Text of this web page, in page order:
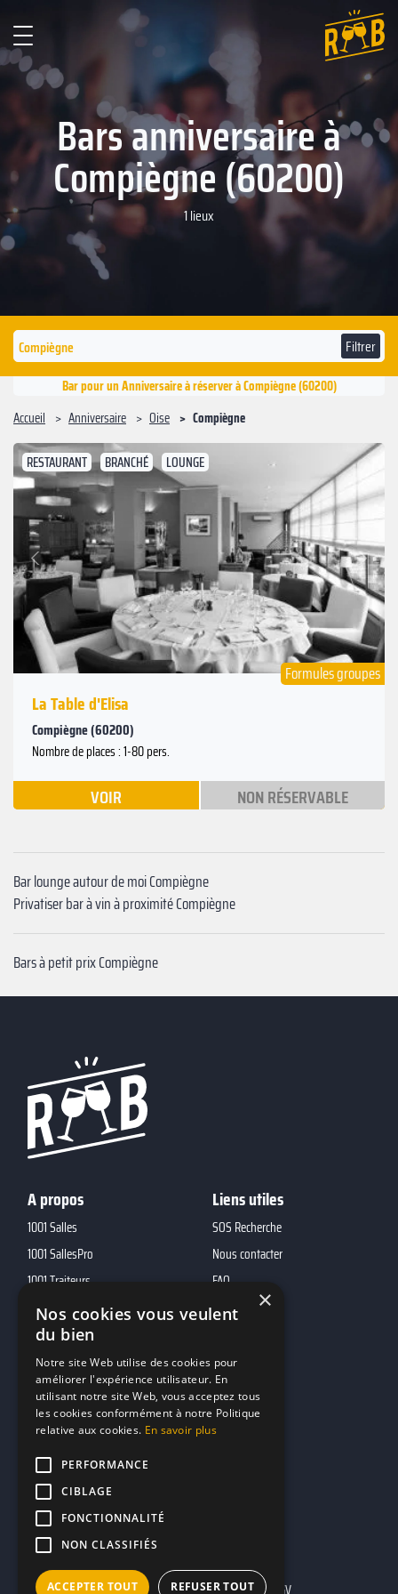
Bars anniversaire à
Compiègne (60200)
1 lieux
Filtrer
Bar pour un Anniversaire à réserver à Compiègne (60200)
Accueil
Anniversaire Oise Compiègne
RESTAURANT BRANCHÉ LOUNGE
Précédent
Suivant
Formules groupes
La Table d'Elisa
Compiègne (60200)
Nombre de places : 1-80 pers.
VOIR NON RÉSERVABLE
Bar lounge autour de moi Compiègne
Privatiser bar à vin à proximité Compiègne
Bars à petit prix Compiègne
A propos
1001 Salles
1001 SallesPro
1001 Traiteurs
1001 DJ
10h01
MP2
Liens utiles
SOS Recherche
Nous contacter
FAQ
Contacts
marketing@reserverunbar.fr
11 rue Maurice Grandcoing
94200 Ivry-sur-Seine
×
Nos cookies vous veulent
du bien
Notre site Web utilise des cookies pour
améliorer l'expérience utilisateur. En
utilisant notre site Web, vous acceptez tous
les cookies conformément à notre Politique
relative aux cookies. En savoir plus
PERFORMANCE
CIBLAGE
FONCTIONNALITÉ
NON CLASSIFIÉS
ACCEPTER TOUT REFUSER TOUT